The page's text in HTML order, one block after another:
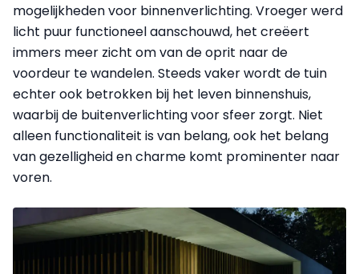
mogelijkheden voor binnenverlichting. Vroeger werd
licht puur functioneel aanschouwd, het creëert
immers meer zicht om van de oprit naar de
voordeur te wandelen. Steeds vaker wordt de tuin
echter ook betrokken bij het leven binnenshuis,
waarbij de buitenverlichting voor sfeer zorgt. Niet
alleen functionaliteit is van belang, ook het belang
van gezelligheid en charme komt prominenter naar
voren.